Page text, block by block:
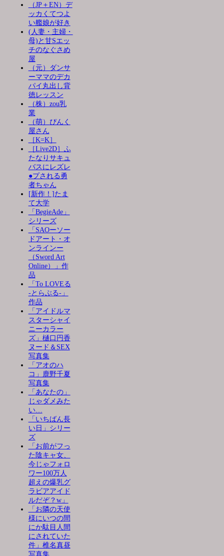
（JP＋EN）デ
ッカくてつよ
い艦娘が好き
(人妻・主婦・
母)と甘Sエッ
チのなぐさめ
屋
（元）ダンサ
ーママのデカ
パイ丸出し背
徳レッスン
（株）zou乳
業
（萌）ぴんく
屋さん
［K=K］
［Live2D］ふ
たなりサキュ
バスにレズレ
●プされる勇
者ちゃん
[新作！]たま
て大学
「BegieAde」
シリーズ
「SAOーソー
ドアート・オ
ンラインー
（Sword Art
Online）」作
品
「To LOVEる
-とらぶる-」
作品
「アイドルマ
スターシャイ
ニーカラー
ズ」樋口円香
ヌード＆SEX
写真集
「アオのハ
コ」鹿野千夏
写真集
「あなたの」
じゃダメみた
い…
「いちばん長
い日」シリー
ズ
「お前がフっ
た陰キャ女、
今じゃフォロ
ワー100万人
超えの爆乳グ
ラビアアイド
ルだぞ？w」
「お隣の天使
様にいつの間
にか駄目人間
にされていた
件」椎名真昼
写真集